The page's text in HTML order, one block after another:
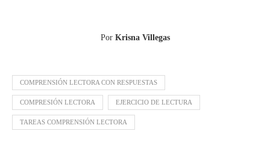
Por Krisna Villegas
COMPRENSIÓN LECTORA CON RESPUESTAS
COMPRESIÓN LECTORA EJERCICIO DE LECTURA
TAREAS COMPRENSIÓN LECTORA